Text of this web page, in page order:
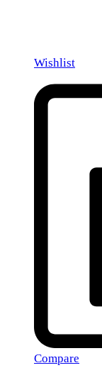
Wishlist
Compare